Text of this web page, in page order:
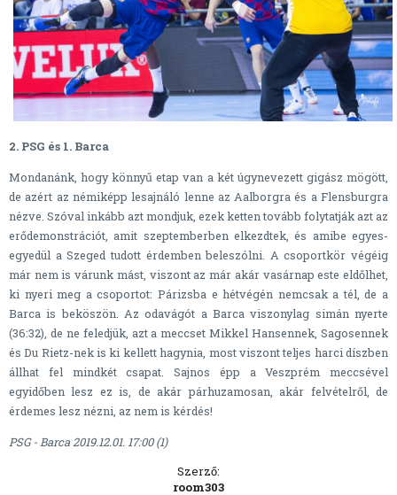
2. PSG és 1. Barca
Mondanánk, hogy könnyű etap van a két úgynevezett gigász mögött,
de azért az némiképp lesajnáló lenne az Aalborgra és a Flensburgra
nézve. Szóval inkább azt mondjuk, ezek ketten tovább folytatják azt az
erődemonstrációt, amit szeptemberben elkezdtek, és amibe egyes-
egyedül a Szeged tudott érdemben beleszólni. A csoportkör végéig
már nem is várunk mást, viszont az már akár vasárnap este eldőlhet,
ki nyeri meg a csoportot: Párizsba e hétvégén nemcsak a tél, de a
Barca is beköszön. Az odavágót a Barca viszonylag simán nyerte
(36:32), de ne feledjük, azt a meccset Mikkel Hansennek, Sagosennek
és Du Rietz-nek is ki kellett hagynia, most viszont teljes harci díszben
állhat fel mindkét csapat. Sajnos épp a Veszprém meccsével
egyidőben lesz ez is, de akár párhuzamosan, akár felvételről, de
érdemes lesz nézni, az nem is kérdés!
PSG - Barca 2019.12.01. 17:00 (1)
Szerző:
room303